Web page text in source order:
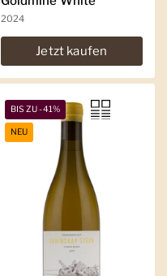
2024
Jetzt kaufen
BIS ZU -41%
NEU